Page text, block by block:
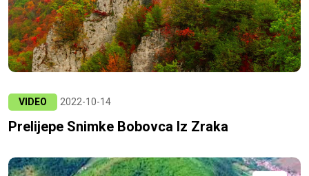
VIDEO 2022-10-14
Prelijepe Snimke Bobovca Iz Zraka